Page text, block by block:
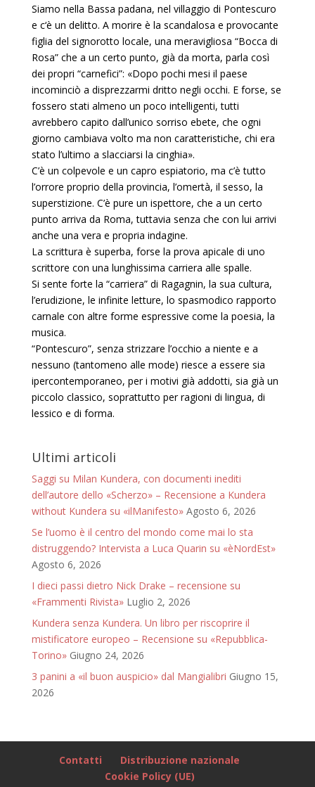
Siamo nella Bassa padana, nel villaggio di Pontescuro
e c‘è un delitto. A morire è la scandalosa e provocante
figlia del signorotto locale, una meravigliosa “Bocca di
Rosa” che a un certo punto, già da morta, parla così
dei propri “carnefici”: «Dopo pochi mesi il paese
incominciò a disprezzarmi dritto negli occhi. E forse, se
fossero stati almeno un poco intelligenti, tutti
avrebbero capito dall’unico sorriso ebete, che ogni
giorno cambiava volto ma non caratteristiche, chi era
stato l’ultimo a slacciarsi la cinghia».
C’è un colpevole e un capro espiatorio, ma c’è tutto
l’orrore proprio della provincia, l’omertà, il sesso, la
superstizione. C’è pure un ispettore, che a un certo
punto arriva da Roma, tuttavia senza che con lui arrivi
anche una vera e propria indagine.
La scrittura è superba, forse la prova apicale di uno
scrittore con una lunghissima carriera alle spalle.
Si sente forte la “carriera” di Ragagnin, la sua cultura,
l’erudizione, le infinite letture, lo spasmodico rapporto
carnale con altre forme espressive come la poesia, la
musica.
“Pontescuro”, senza strizzare l’occhio a niente e a
nessuno (tantomeno alle mode) riesce a essere sia
ipercontemporaneo, per i motivi già addotti, sia già un
piccolo classico, soprattutto per ragioni di lingua, di
lessico e di forma.
Ultimi articoli
Saggi su Milan Kundera, con documenti inediti
dell’autore dello «Scherzo» – Recensione a Kundera
without Kundera su «ilManifesto» Agosto 6, 2026
Se l’uomo è il centro del mondo come mai lo sta
distruggendo? Intervista a Luca Quarin su «èNordEst»
Agosto 6, 2026
I dieci passi dietro Nick Drake – recensione su
«Frammenti Rivista» Luglio 2, 2026
Kundera senza Kundera. Un libro per riscoprire il
mistificatore europeo – Recensione su «Repubblica-
Torino» Giugno 24, 2026
3 panini a «il buon auspicio» dal Mangialibri Giugno 15,
2026
Contatti
Distribuzione nazionale
Cookie Policy (UE)